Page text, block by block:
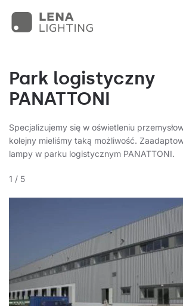
Park logistyczny
PANATTONI
Specjalizujemy się w oświetleniu
kolejny mieliśmy taką możliwość.
lampy w parku logistycznym PANATTONI.
1 / 5